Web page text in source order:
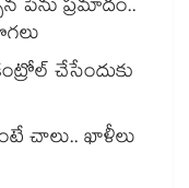
పెను ప్రమాదం..
చేసేందుకు
చాలు.. ఖాళీలు